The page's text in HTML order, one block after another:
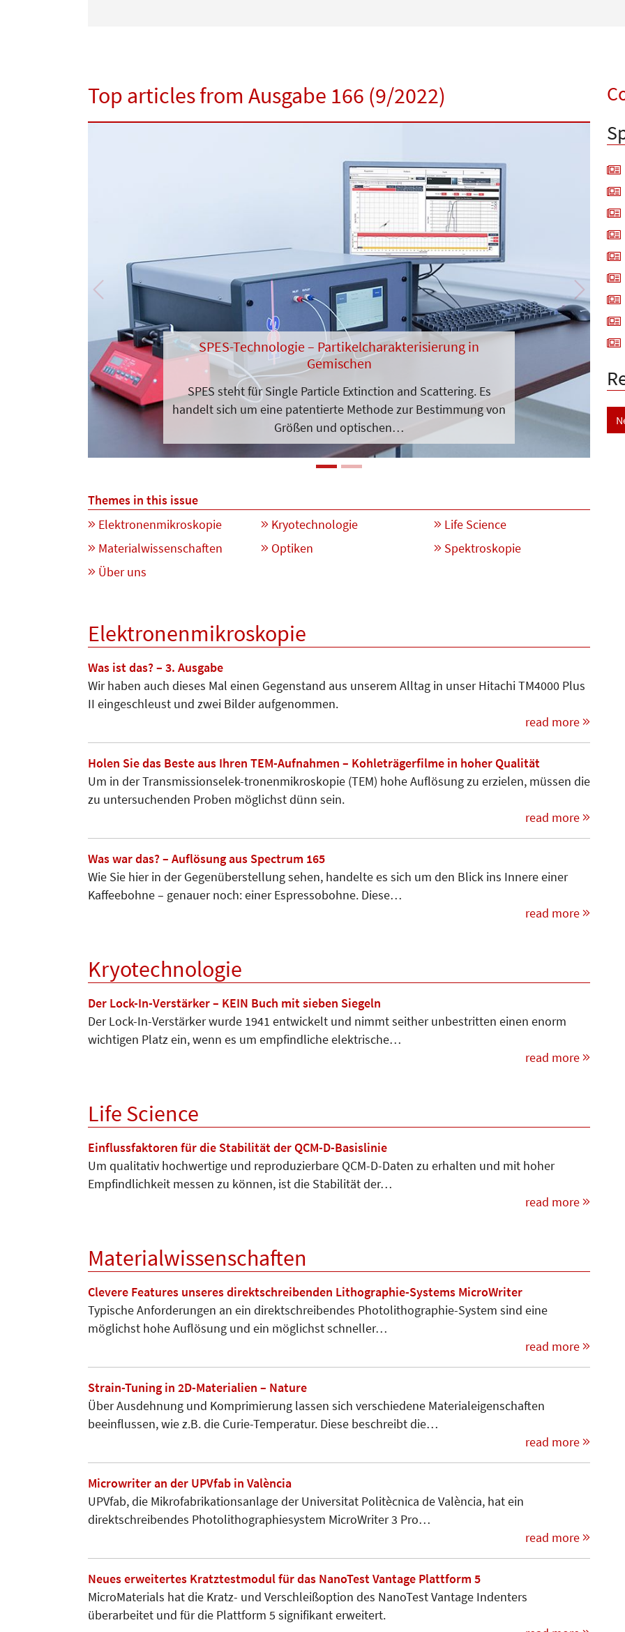
Top articles from Ausgabe 166 (9/2022)
SPES-Technologie – Partikelcharakterisierung in
Gemischen
SPES steht für Single Particle Extinction and Scattering. Es
handelt sich um eine patentierte Methode zur Bestimmung von
Größen und optischen…
Previous Next
Themes in this issue
Elektronenmikroskopie
Kryotechnologie
Life Science
Materialwissenschaften
Optiken
Spektroskopie
Über uns
Elektronenmikroskopie
Was ist das? – 3. Ausgabe
Wir haben auch dieses Mal einen Gegenstand aus unserem Alltag in unser Hitachi TM4000 Plus
II eingeschleust und zwei Bilder aufgenommen.
read more
Holen Sie das Beste aus Ihren TEM-Aufnahmen – Kohleträgerfilme in hoher Qualität
Um in der Transmissions­elek-tronen­mi­kroskopie (TEM) hohe Auflösung zu erzielen, müssen die
zu untersuchenden Proben möglichst dünn sein.
read more
Was war das? – Auflösung aus Spectrum 165
Wie Sie hier in der Gegenüberstellung sehen, handelte es sich um den Blick ins Innere einer
Kaffeebohne – genauer noch: einer Espressobohne. Diese…
read more
Kryotechnologie
Der Lock-In-Verstärker – KEIN Buch mit sieben Siegeln
Der Lock-In-Verstärker wurde 1941 entwickelt und nimmt seither unbestritten einen enorm
wichtigen Platz ein, wenn es um empfindliche elektrische…
read more
Life Science
Einflussfaktoren für die Stabilität der QCM-D-Basislinie
Um qualitativ hochwertige und reproduzierbare QCM-D-Daten zu erhalten und mit hoher
Empfindlichkeit messen zu können, ist die Stabilität der…
read more
Materialwissenschaften
Clevere Features unseres direktschreibenden Lithographie-Systems MicroWriter
Typische Anforderungen an ein direktschreibendes Photolithographie-System sind eine
möglichst hohe Auflösung und ein möglichst schneller…
read more
Strain-Tuning in 2D-Materialien – Nature
Über Ausdehnung und Komprimierung lassen sich verschiedene Materialeigenschaften
beeinflussen, wie z.B. die Curie-Temperatur. Diese beschreibt die…
read more
Microwriter an der UPVfab in València
UPVfab, die Mikrofabrikationsanlage der Universitat Politècnica de València, hat ein
direktschreibendes Photolithographiesystem MicroWriter 3 Pro…
read more
Neues erweitertes Kratztestmodul für das NanoTest Vantage Plattform 5
MicroMaterials hat die Kratz- und Verschleißoption des NanoTest Vantage Indenters
überarbeitet und für die Plattform 5 signifikant erweitert.